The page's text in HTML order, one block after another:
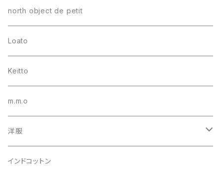
north object de petit
Loato
Keitto
m.m.o
洋服
シャツ・ブラウス
インドコットン